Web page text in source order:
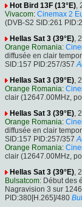
Hot Bird 13F (13°E)
Vivacom: Cinemax 2
(DVB-S2 SID:261
Hellas Sat 3 (39°E) ,
Orange Romania:
diffusée en clair
SID:157 PID:257/357
Hellas Sat 3 (39°E) ,
Orange Romania:
clair (12647.00MHz,
Hellas Sat 3 (39°E) ,
Orange Romania:
diffusée en clair
SID:157 PID:257/357
Orange Romania:
clair (12647.00MHz,
Hellas Sat 3 (39°E) ,
Bulsatcom: Début des
Nagravision 3 sur
PID:380[H.265]/480